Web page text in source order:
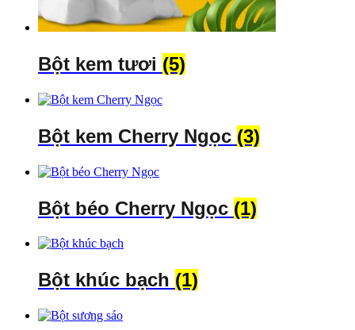
Bột kem tươi (5)
Bột kem Cherry Ngọc (3)
Bột béo Cherry Ngọc (1)
Bột khúc bạch (1)